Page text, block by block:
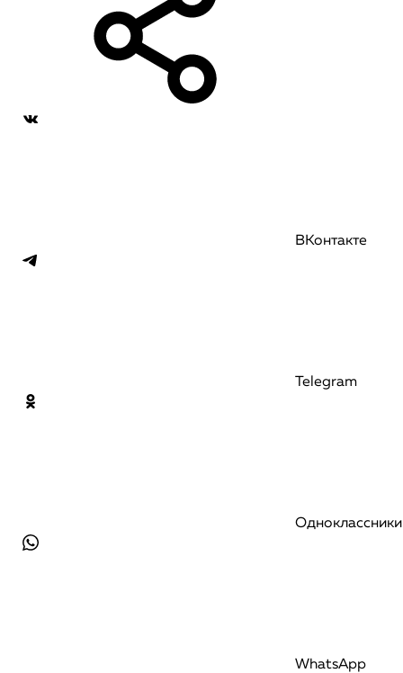
ВКонтакте
Telegram
Одноклассники
WhatsApp